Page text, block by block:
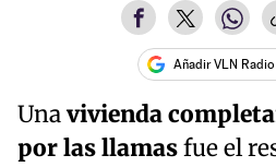
Añadir VLN
Unavivienda
por las llamasfue el